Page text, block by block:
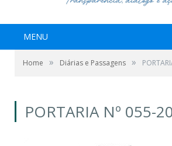
MENU
Home » Diárias e Passagens »
PORTARIA Nº 055-